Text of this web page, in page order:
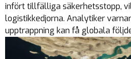
infört tillfälliga säkerhetsstopp,
logistikkedjorna. Analytiker
upptrappning kan få globala